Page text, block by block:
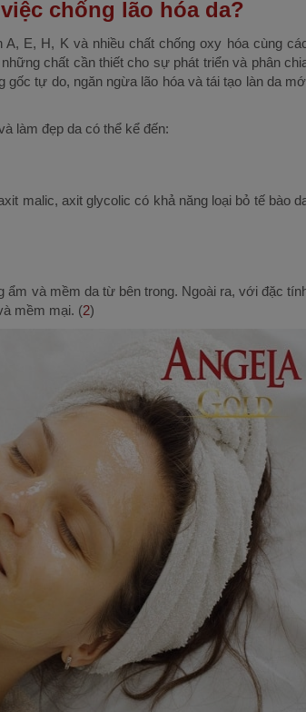
chống lão hóa da?
E, H, K và nhiều chất chống oxy hóa cùng
chất cần thiết cho sự phát triển và phân
gốc tự do, ngăn ngừa lão hóa và tái tạo làn da
làm đẹp da có thể kể đến:
malic, axit glycolic có khả năng loại bỏ tế bào
và mềm da từ bên trong. Ngoài ra, với đặc
mềm mại. (2)